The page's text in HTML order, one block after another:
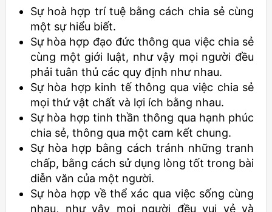
Sự hoà hợp trí tuệ bằng cách chia sẻ cùng
một sự hiểu biết.
Sự hòa hợp đạo đức thông qua việc chia sẻ
cùng một giới luật, như vậy mọi người đều
phải tuân thủ các quy định như nhau.
Sự hòa hợp kinh tế thông qua việc chia sẻ
mọi thứ vật chất và lợi ích bằng nhau.
Sự hòa hợp tinh thần thông qua hạnh phúc
chia sẻ, thông qua một cam kết chung.
Sự hòa hợp bằng cách tránh những tranh
chấp, bằng cách sử dụng lòng tốt trong bài
diễn văn của một người.
Sự hòa hợp về thể xác qua việc sống cùng
nhau, như vậy mọi người đều vui vẻ và